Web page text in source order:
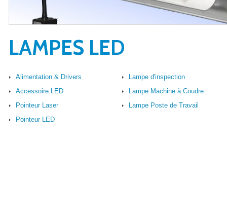
LAMPES LED
Alimentation & Drivers
Accessoire LED
Pointeur Laser
Pointeur LED
Lampe d'inspection
Lampe Machine à Coudre
Lampe Poste de Travail